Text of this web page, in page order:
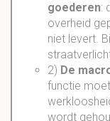
goederen:
overheid
niet levert.
2) De
functie
wordt